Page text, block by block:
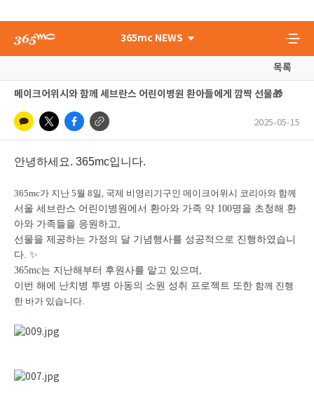
365mc NEWS
목록
메이크어위시와 함께 세브란스 어린이병원 환아들에게 깜짝 선물🎁
2025-05-15
안녕하세요. 365mc입니다.
365mc가 지난 5월 8일, 국제 비영리기구인 메이크어위시 코리아와 함께
서울 세브란스 어린이병원에서 환아와 가족 약 100명을 초청해 환
아와 가족들을 응원하고,
선물을 제공하는 가정의 달 기념행사를 성공적으로 진행하였습니
다. ✨
365mc는 지난해부터 후원사를 맡고 있으며,
이번 해에 난치병 투병 아동의 소원 성취 프로젝트 또한 함께 진행
한 바가 있습니다.